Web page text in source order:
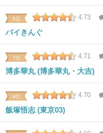
6位 4.73
バイきんぐ
7位 4.71
博多華丸 (博多華丸・大吉)
8位 4.70
飯塚悟志 (東京03)